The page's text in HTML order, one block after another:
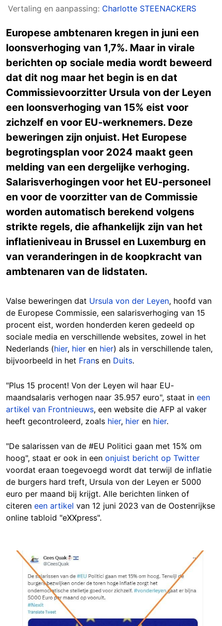
Vertaling en aanpassing: Charlotte STEENACKERS
Europese ambtenaren kregen in juni een
loonsverhoging van 1,7%. Maar in virale
berichten op sociale media wordt beweerd
dat dit nog maar het begin is en dat
Commissievoorzitter Ursula von der Leyen
een loonsverhoging van 15% eist voor
zichzelf en voor EU-werknemers. Deze
beweringen zijn onjuist. Het Europese
begrotingsplan voor 2024 maakt geen
melding van een dergelijke verhoging.
Salarisverhogingen voor het EU-personeel
en voor de voorzitter van de Commissie
worden automatisch berekend volgens
strikte regels, die afhankelijk zijn van het
inflatieniveau in Brussel en Luxemburg en
van veranderingen in de koopkracht van
ambtenaren van de lidstaten.
Valse beweringen dat Ursula von der Leyen, hoofd van
de Europese Commissie, een salarisverhoging van 15
procent eist, worden honderden keren gedeeld op
sociale media en verschillende websites, zowel in het
Nederlands (hier, hier en hier) als in verschillende talen,
bijvoorbeeld in het Frans en Duits.
"Plus 15 procent! Von der Leyen wil haar EU-
maandsalaris verhogen naar 35.957 euro", staat in een
artikel van Frontnieuws, een website die AFP al vaker
heeft gecontroleerd, zoals hier, hier en hier.
"De salarissen van de #EU Politici gaan met 15% om
hoog", staat er ook in een onjuist bericht op Twitter
voordat eraan toegevoegd wordt dat terwijl de inflatie
de burgers hard treft, Ursula von der Leyen er 5000
euro per maand bij krijgt. Alle berichten linken of
citeren een artikel van 12 juni 2023 van de Oostenrijkse
online tabloid "eXXpress".
Image